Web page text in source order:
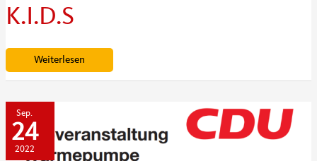
K.I.D.S
Prüfung
Zugangssituation
Weiterlesen
Sep.
24
2022